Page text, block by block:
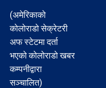
(अमेरिकाको
कोलोराडो सेक्रेटरी
अफ स्टेटमा दर्ता
भएको कोलोराडो खबर
कम्पनीद्वारा
सञ्चालित)